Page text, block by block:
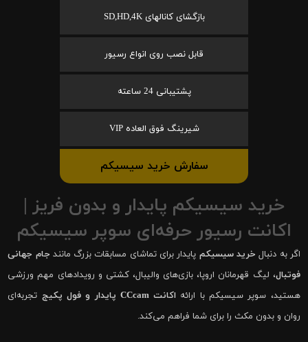
بازگشای کانالهای SD,HD,4K
قابل نصب روی انواع رسیور
پشتیبانی 24 ساعته
شیرینگ فوق العاده VIP
سفارش خرید سیسیکم
خرید سیسیکم پایدار و بدون فریز |
اکانت رسیور حرفه‌ای سوپر سیسیکم
اگر به دنبال خرید سیسیکم پایدار برای تماشای مسابقات بزرگ مانند جام جهانی
فوتبال، لیگ قهرمانان اروپا، بازی‌های والیبال، کشتی و رویدادهای مهم ورزشی
هستید، سوپر سیسیکم با ارائه اکانت CCcam پایدار و فول پکیج
تجربه‌ای
روان و بدون مکث را برای شما فراهم می‌کند.